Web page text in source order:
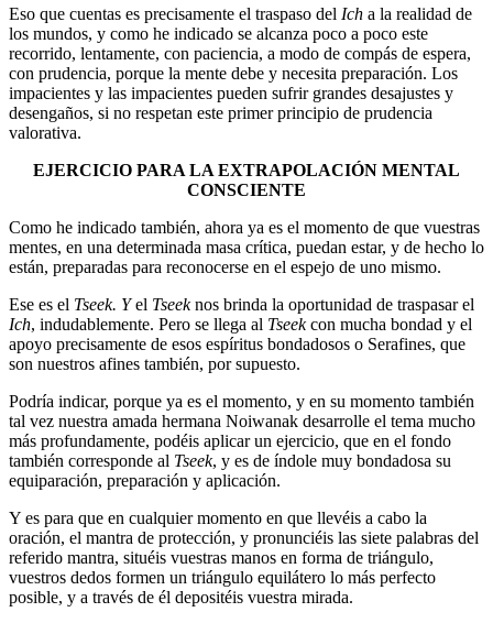
Eso que cuentas es precisamente el traspaso del Ich a la realidad de
los mundos, y como he indicado se alcanza poco a poco este
recorrido, lentamente, con paciencia, a modo de compás de espera,
con prudencia, porque la mente debe y necesita preparación. Los
impacientes y las impacientes pueden sufrir grandes desajustes y
desengaños, si no respetan este primer principio de prudencia
valorativa.
EJERCICIO PARA LA EXTRAPOLACIÓN MENTAL
CONSCIENTE
Como he indicado también, ahora ya es el momento de que vuestras
mentes, en una determinada masa crítica, puedan estar, y de hecho lo
están, preparadas para reconocerse en el espejo de uno mismo.
Ese es el Tseek. Yel Tseeknos brinda la oportunidad de traspasar el
Ich, indudablemente. Pero se llega al Tseekcon mucha bondad y el
apoyo precisamente de esos espíritus bondadosos o Serafines, que
son nuestros afines también, por supuesto.
Podría indicar, porque ya es el momento, y en su momento también
tal vez nuestra amada hermana Noiwanak desarrolle el tema mucho
más profundamente, podéis aplicar un ejercicio, que en el fondo
también corresponde al Tseek, y es de índole muy bondadosa su
equiparación, preparación y aplicación.
Y es para que en cualquier momento en que llevéis a cabo la
oración, el mantra de protección, y pronunciéis las siete palabras del
referido mantra, situéis vuestras manos en forma de triángulo,
vuestros dedos formen un triángulo equilátero lo más perfecto
posible, y a través de él depositéis vuestra mirada.